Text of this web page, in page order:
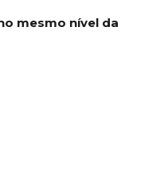
mesmo nível da